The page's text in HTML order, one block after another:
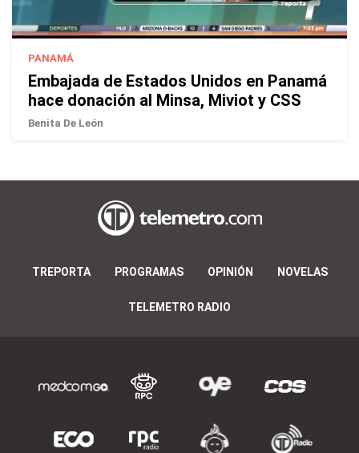
PANAMÁ
Embajada de Estados Unidos en Panamá
hace donación al Minsa, Miviot y CSS
Benita De León
TREPORTA PROGRAMAS OPINIÓN NOVELAS
TELEMETRO RADIO